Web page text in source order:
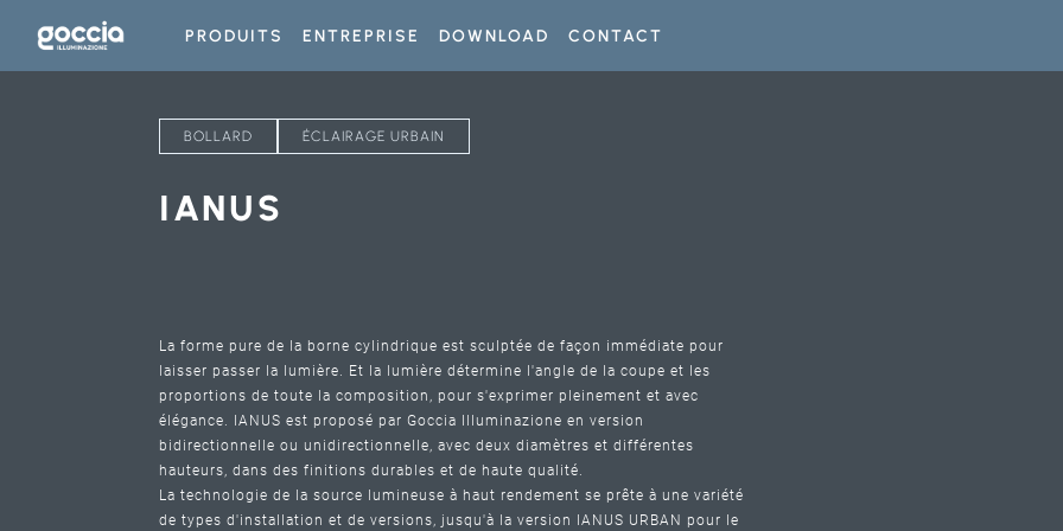
PRODUITS ENTREPRISE DOWNLOAD CONTACT
BOLLARD ÉCLAIRAGE URBAIN
IANUS
La forme pure de la borne cylindrique est sculptée de façon immédiate pour
laisser passer la lumière. Et la lumière détermine l'angle de la coupe et les
proportions de toute la composition, pour s'exprimer pleinement et avec
élégance. IANUS est proposé par Goccia Illuminazione en version
bidirectionnelle ou unidirectionnelle, avec deux diamètres et différentes
hauteurs, dans des finitions durables et de haute qualité.
La technologie de la source lumineuse à haut rendement se prête à une variété
de types d'installation et de versions, jusqu'à la version IANUS URBAN pour le